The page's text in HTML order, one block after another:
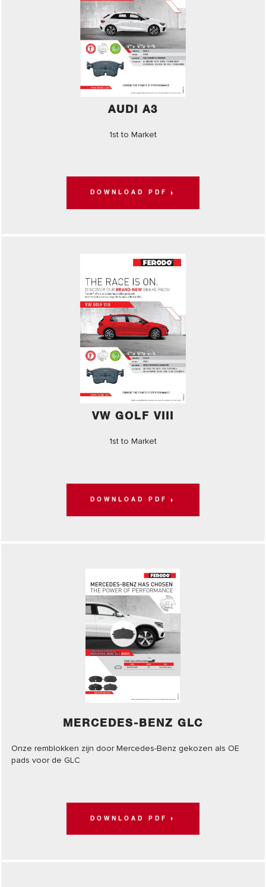
AUDI A3
1st to Market
DOWNLOAD PDF
VW GOLF VIII
1st to Market
DOWNLOAD PDF
MERCEDES-BENZ GLC
Onze remblokken zijn door Mercedes-Benz gekozen als OE
pads voor de GLC
DOWNLOAD PDF